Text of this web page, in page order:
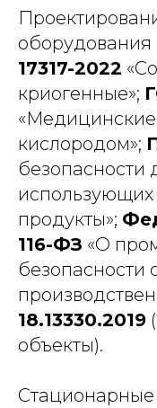
оборудования
17317-2022
криогенные»;
кислородом»;
безопасности
продукты»;
116-ФЗ «О
безопасности
18.13330.2019
объекты).